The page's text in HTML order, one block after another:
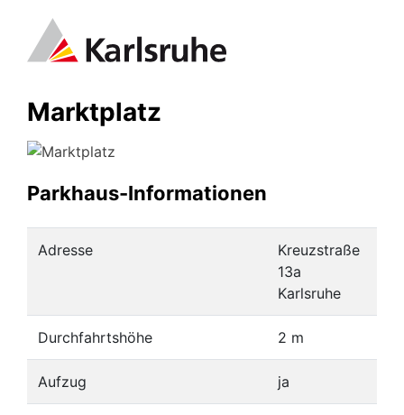
Marktplatz
Parkhaus-Informationen
Adresse
Kreuzstraße
13a
Karlsruhe
Durchfahrtshöhe 2 m
Aufzug ja